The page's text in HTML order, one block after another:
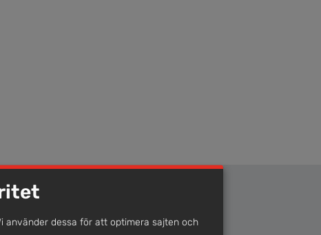
använder dessa för att optimera sajten och